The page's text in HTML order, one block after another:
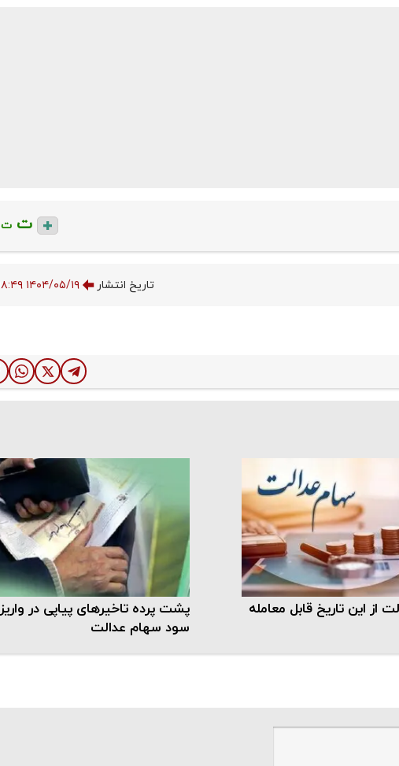
ت ت
تاریخ انتشار ۱۴۰۴/۰۵/۱۹ ۰۵:۱۸:۴۹
از این تاریخ قابل معامله
پشت پرده تاخیرهای پیاپی در واریز
سود سهام عدالت